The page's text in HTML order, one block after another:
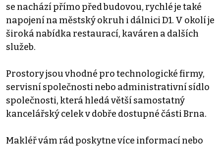
se nachází přímo před budovou, rychlé je také
napojení na městský okruh i dálnici D1. V okolí je
široká nabídka restaurací, kaváren a dalších
služeb.
Prostory jsou vhodné pro technologické firmy,
servisní společnosti nebo administrativní sídlo
společnosti, která hledá větší samostatný
kancelářský celek v dobře dostupné části Brna.
Makléř vám rád poskytne více informací nebo